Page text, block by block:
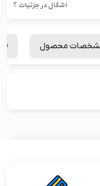
اشکال در جزئیات ؟
محصول